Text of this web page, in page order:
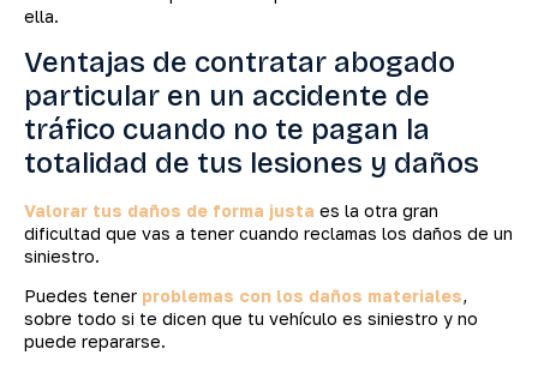
ella.
Ventajas de contratar abogado
particular en un accidente de
tráfico cuando no te pagan la
totalidad de tus lesiones y daños
Valorar tus daños de forma justa es la otra gran
dificultad que vas a tener cuando reclamas los daños de un
siniestro.
Puedes tener problemas con los daños materiales,
sobre todo si te dicen que tu vehículo es siniestro y no
puede repararse.